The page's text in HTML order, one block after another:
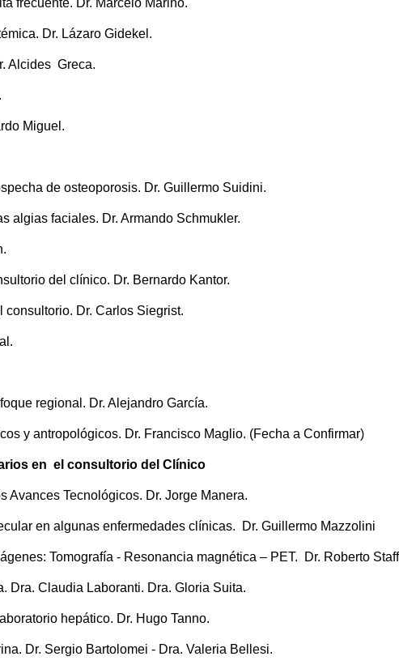
frecuente. Dr. Marcelo Mariño.
Dr. Lázaro Gidekel.
Alcides Greca.
Miguel.
de osteoporosis. Dr. Guillermo Suidini.
algias faciales. Dr. Armando Schmukler.
del clínico. Dr. Bernardo Kantor.
consultorio. Dr. Carlos Siegrist.
regional. Dr. Alejandro García.
y antropológicos. Dr. Francisco Maglio. (Fecha a Confirmar)
en el consultorio del Clínico
Avances Tecnológicos. Dr. Jorge Manera.
en algunas enfermedades clínicas. Dr. Guillermo Mazzolini
Tomografía - Resonancia magnética – PET. Dr. Roberto
Dra. Claudia Laboranti. Dra. Gloria Suita.
hepático. Dr. Hugo Tanno.
Dr. Sergio Bartolomei - Dra. Valeria Bellesi.